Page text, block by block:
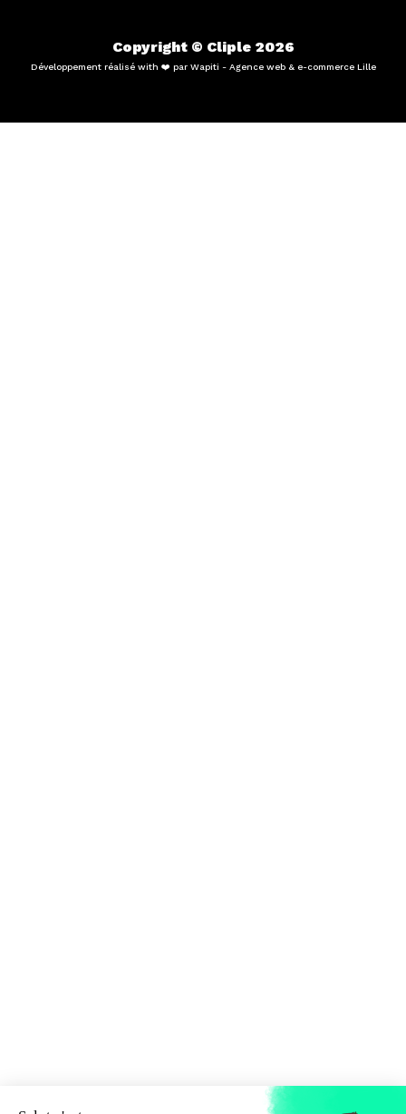
Copyright © Cliple 2026
Développement réalisé with ❤️ par Wapiti - Agence web & e-commerce Lille